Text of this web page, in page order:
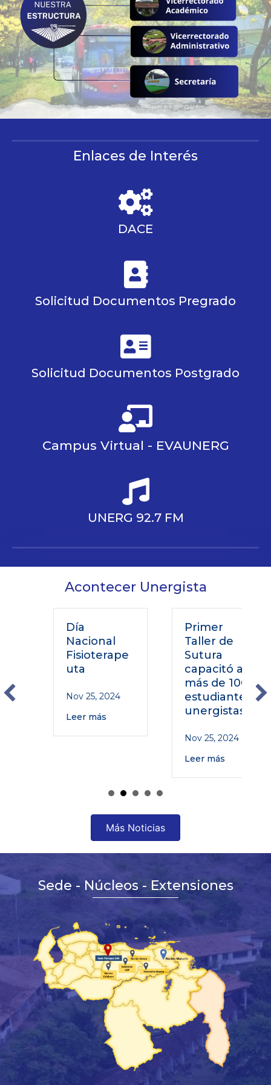
Enlaces de Interés
DACE
Solicitud Documentos Pregrado
Solicitud Documentos Postgrado
Campus Virtual - EVAUNERG
UNERG 92.7 FM
Acontecer Unergista
Día
Nacional
Fisioterape
uta
Nov 25, 2024
Leer más
Primer
Taller de
Sutura
capacitó a
más de 100
estudiantes
unergistas
Nov 25, 2024
Leer más
Más Noticias
Sede - Núcleos - Extensiones